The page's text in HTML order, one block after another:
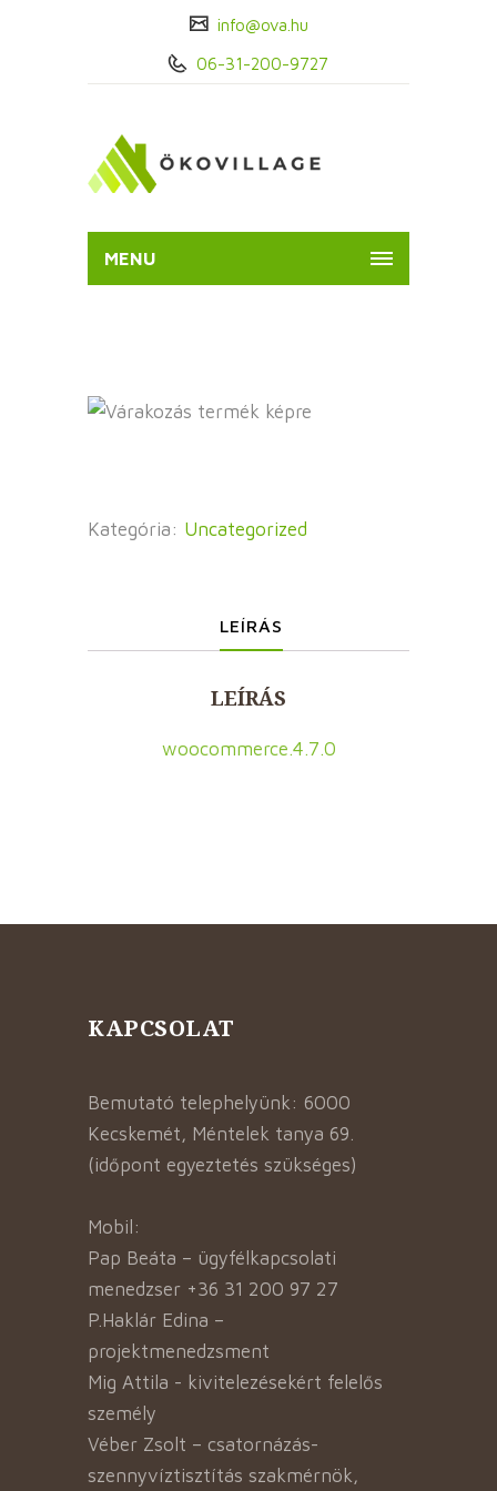
info@ova.hu
06-31-200-9727
MENU
Kategória: Uncategorized
LEÍRÁS
LEÍRÁS
woocommerce.4.7.0
KAPCSOLAT
Bemutató telephelyünk: 6000
Kecskemét, Méntelek tanya 69.
(időpont egyeztetés szükséges)
Mobil:
Pap Beáta – ügyfélkapcsolati
menedzser +36 31 200 97 27
P.Haklár Edina –
projektmenedzsment
Mig Attila - kivitelezésekért felelős
személy
Véber Zsolt – csatornázás-
szennyvíztisztítás szakmérnök,